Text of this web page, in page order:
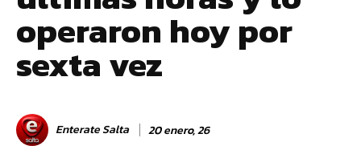
operaron hoy por
sexta vez
Enterate Salta 20 enero, 26